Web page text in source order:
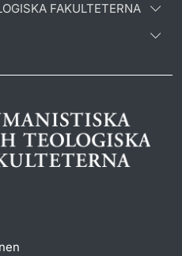
FAKULTETERNA